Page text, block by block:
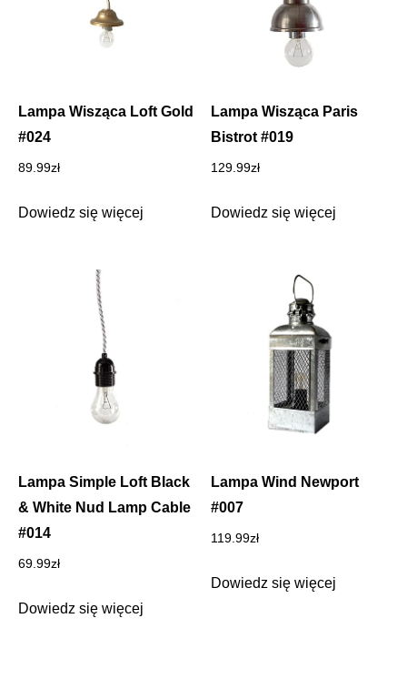
Lampa Wisząca Loft Gold
#024
89.99zł
Dowiedz się więcej
Lampa Wisząca Paris
Bistrot #019
129.99zł
Dowiedz się więcej
Lampa Simple Loft Black
& White Nud Lamp Cable
#014
69.99zł
Dowiedz się więcej
Lampa Wind Newport
#007
119.99zł
Dowiedz się więcej